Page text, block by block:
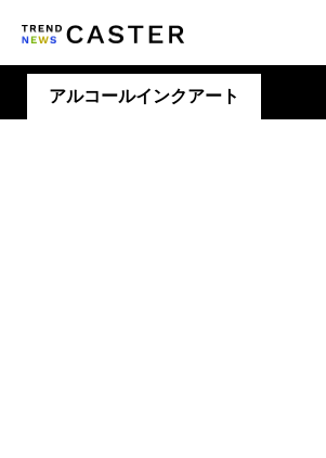
アルコールインクアート